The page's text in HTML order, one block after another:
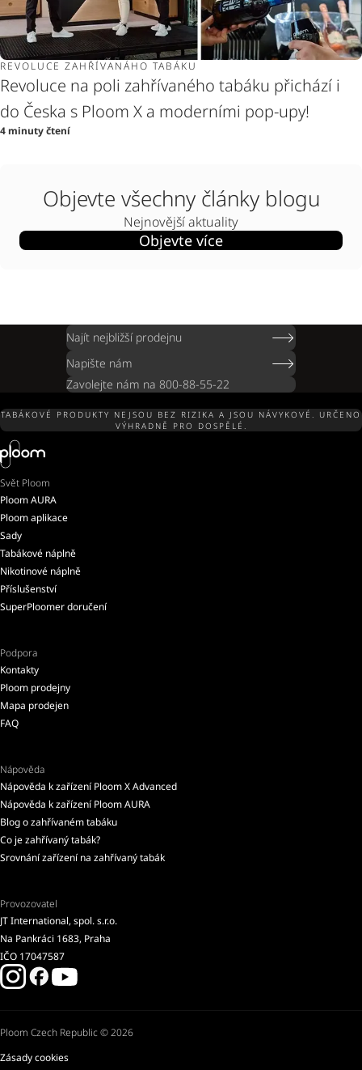
REVOLUCE ZAHŘÍVANÁHO TABÁKU
Revoluce na poli zahřívaného tabáku přichází i
do Česka s Ploom X a moderními pop-upy!
4 minuty čtení
Objevte všechny články blogu
Nejnovější aktuality
Objevte více
Najít nejbližší prodejnu
Napište nám
Zavolejte nám na 800-88-55-22
TABÁKOVÉ PRODUKTY NEJSOU BEZ RIZIKA A JSOU NÁVYKOVÉ. URČENO
VÝHRADNĚ PRO DOSPĚLÉ.
Svět Ploom
Ploom AURA
Ploom aplikace
Sady
Tabákové náplně
Nikotinové náplně
Příslušenství
SuperPloomer doručení
Podpora
Kontakty
Ploom prodejny
Mapa prodejen
FAQ
Nápověda
Nápověda k zařízení Ploom X Advanced
Nápověda k zařízení Ploom AURA
Blog o zahřívaném tabáku
Co je zahřívaný tabák?
Srovnání zařízení na zahřívaný tabák
Provozovatel
JT International, spol. s.r.o.
Na Pankráci 1683, Praha
IČO 17047587
Ploom Czech Republic © 2026
Zásady cookies